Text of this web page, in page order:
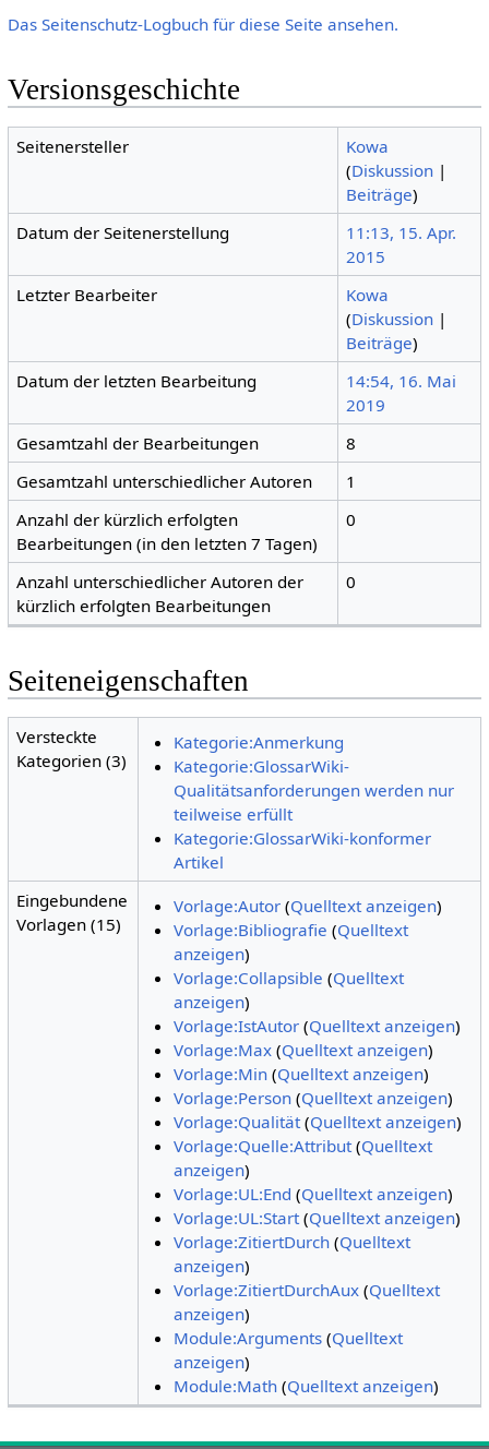
Das Seitenschutz-Logbuch für diese Seite ansehen.
Versionsgeschichte
Seitenersteller
Kowa
(Diskussion |
Beiträge)
Datum der Seitenerstellung
11:13, 15. Apr.
2015
Letzter Bearbeiter
Kowa
(Diskussion |
Beiträge)
Datum der letzten Bearbeitung
14:54, 16. Mai
2019
Gesamtzahl der Bearbeitungen
8
Gesamtzahl unterschiedlicher Autoren
1
Anzahl der kürzlich erfolgten
Bearbeitungen (in den letzten 7 Tagen)
0
Anzahl unterschiedlicher Autoren der
kürzlich erfolgten Bearbeitungen
0
Seiteneigenschaften
Versteckte
Kategorien (3)
Kategorie:Anmerkung
Kategorie:GlossarWiki-
Qualitätsanforderungen werden nur
teilweise erfüllt
Kategorie:GlossarWiki-konformer
Artikel
Eingebundene
Vorlagen (15)
Vorlage:Autor(Quelltext anzeigen)
Vorlage:Bibliografie (Quelltext
anzeigen)
Vorlage:Collapsible (Quelltext
anzeigen)
Vorlage:IstAutor(Quelltext anzeigen)
Vorlage:Max(Quelltext anzeigen)
Vorlage:Min(Quelltext anzeigen)
Vorlage:Person(Quelltext anzeigen)
Vorlage:Qualität(Quelltext anzeigen)
Vorlage:Quelle:Attribut(Quelltext
anzeigen)
Vorlage:UL:End (Quelltext anzeigen)
Vorlage:UL:Start(Quelltext anzeigen)
Vorlage:ZitiertDurch(Quelltext
anzeigen)
Vorlage:ZitiertDurchAux(Quelltext
anzeigen)
Module:Arguments(Quelltext
anzeigen)
Module:Math(Quelltext anzeigen)